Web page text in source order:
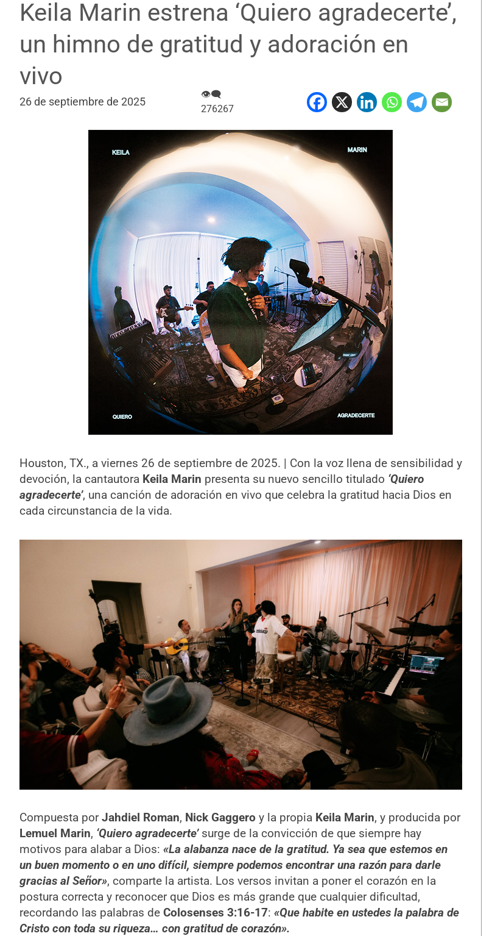
Keila Marin estrena ‘Quiero agradecerte’,
un himno de gratitud y adoración en
vivo
26 de septiembre de 2025
👁‍🗨
276267
Houston, TX., a viernes 26 de septiembre de 2025. | Con la voz llena de sensibilidad y
devoción, la cantautora Keila Marin presenta su nuevo sencillo titulado ‘Quiero
agradecerte’, una canción de adoración en vivo que celebra la gratitud hacia Dios en
cada circunstancia de la vida.
Compuesta porJahdiel Roman, Nick Gaggero y la propia Keila Marin, y producida por
Lemuel Marin, ‘Quiero agradecerte’surge de la convicción de que siempre hay
motivos para alabar a Dios: «La alabanza nace de la gratitud. Ya sea que estemos en
un buen momento o en uno difícil, siempre podemos encontrar una razón para darle
gracias al Señor», comparte la artista. Los versos invitan a poner el corazón en la
postura correcta y reconocer que Dios es más grande que cualquier dificultad,
recordando las palabras de Colosenses 3:16-17: «Que habite en ustedes la palabra de
Cristo con toda su riqueza… con gratitud de corazón».